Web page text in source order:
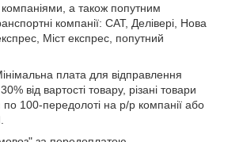
а також попутним
компанії: САТ, Делівері, Нова
Міст експрес, попутний
плата для відправлення
від вартості товару, різані товари
по 100-передолоті на р/р компанії або